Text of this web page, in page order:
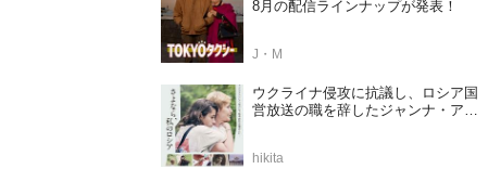
8月の配信ラインナップが発表！
J・M
ウクライナ侵攻に抗議し、ロシア国
営放送の職を辞したジャンナ・アガ
決定
hikita